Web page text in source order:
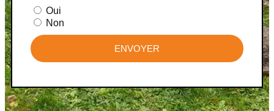
Oui
Non
ENVOYER